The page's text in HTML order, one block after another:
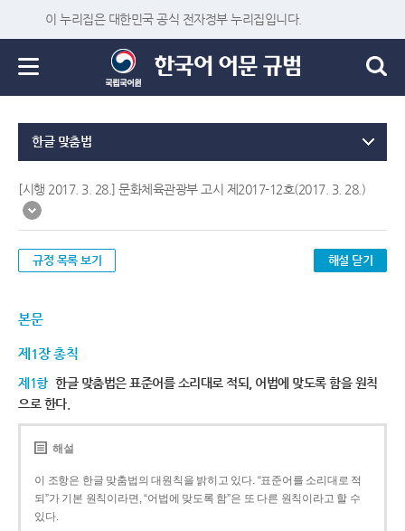
이 누리집은 대한민국 공식 전자정부 누리집입니다.
한글 맞춤법
[시행 2017. 3. 28.] 문화체육관광부 고시 제2017-12호(2017. 3. 28.)
규정 목록 보기 해설 닫기
본문
제1장 총칙
제1항 한글 맞춤법은 표준어를 소리대로 적되, 어법에 맞도록 함을 원칙
으로 한다.
해설
이 조항은 한글 맞춤법의 대원칙을 밝히고 있다. “표준어를 소리대로 적
되”가 기본 원칙이라면, “어법에 맞도록 함”은 또 다른 원칙이라고 할 수
있다.